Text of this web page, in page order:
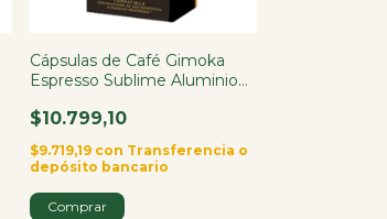
Cápsulas de Café Gimoka
Espresso Sublime Aluminio
$10.799,10
$9.719,19 con Transferencia o
depósito bancario